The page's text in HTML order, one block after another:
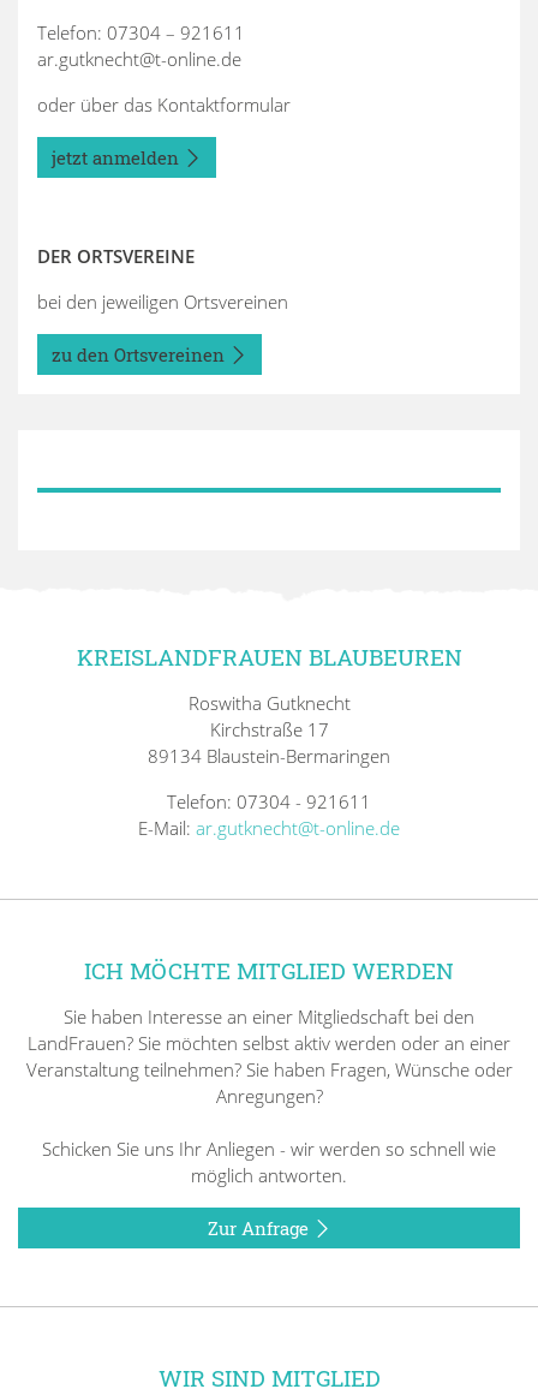
Telefon: 07304 – 921611
ar.gutknecht@t-online.de
oder über das Kontaktformular
jetzt anmelden
DER ORTSVEREINE
bei den jeweiligen Ortsvereinen
zu den Ortsvereinen
KREISLANDFRAUEN BLAUBEUREN
Roswitha Gutknecht
Kirchstraße 17
89134 Blaustein-Bermaringen
Telefon: 07304 - 921611
E-Mail: ar.gutknecht@t-online.de
ICH MÖCHTE MITGLIED WERDEN
Sie haben Interesse an einer Mitgliedschaft bei den
LandFrauen? Sie möchten selbst aktiv werden oder an einer
Veranstaltung teilnehmen? Sie haben Fragen, Wünsche oder
Anregungen?
Schicken Sie uns Ihr Anliegen - wir werden so schnell wie
möglich antworten.
Zur Anfrage
WIR SIND MITGLIED